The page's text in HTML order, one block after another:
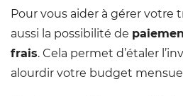
Pour vous aider à gérer votre
aussi la possibilité de
frais. Cela permet d’étaler
alourdir votre budget